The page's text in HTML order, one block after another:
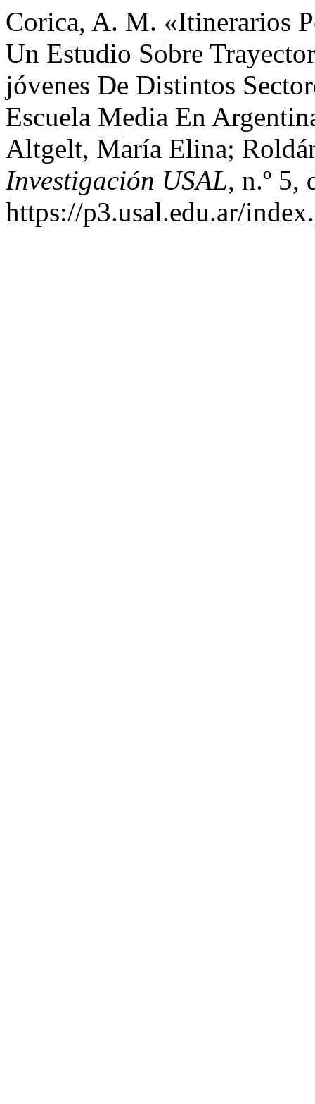
Corica, A. M. «Itinerarios
Un Estudio Sobre
jóvenes De Distintos
Escuela Media En
Altgelt, María Elina;
Investigación USAL, n.º 5,
https://p3.usal.edu.ar/